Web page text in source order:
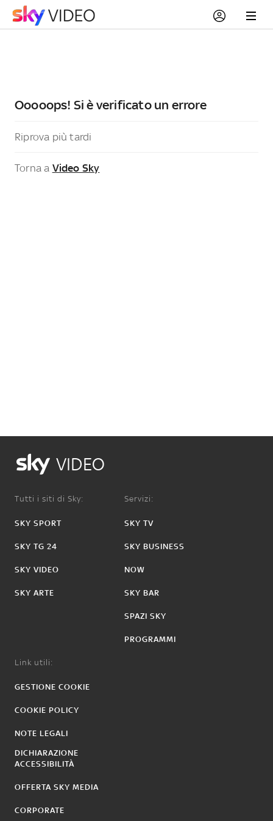
Ooooops! Si è verificato un errore
Riprova più tardi
Torna a Video Sky
VIDEO
Tutti i siti di Sky:
SKY SPORT
SKY TG 24
SKY VIDEO
SKY ARTE
Servizi:
SKY TV
SKY BUSINESS
NOW
SKY BAR
SPAZI SKY
PROGRAMMI
Link utili:
GESTIONE COOKIE
COOKIE POLICY
NOTE LEGALI
DICHIARAZIONE
ACCESSIBILITÀ
OFFERTA SKY MEDIA
CORPORATE